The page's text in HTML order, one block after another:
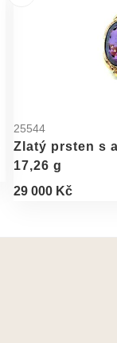
25544
Zlatý prsten s
17,26 g
29 000 Kč